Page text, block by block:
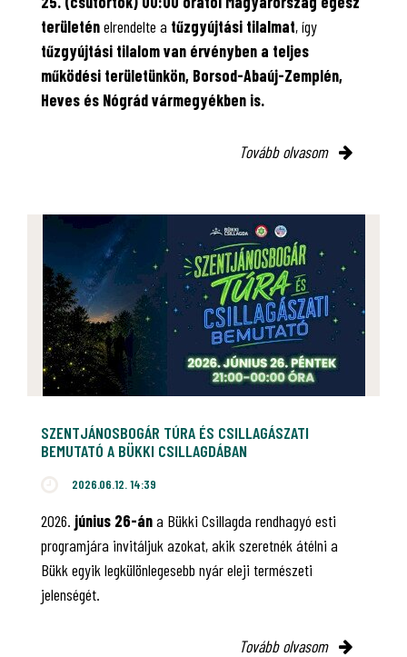
területénelrendelte a tűzgyújtási tilalmat, így
tűzgyújtási tilalom van érvényben a teljes
működési területünkön, Borsod-Abaúj-Zemplén,
Heves és Nógrád vármegyékben is.
Tovább olvasom
SZENTJÁNOSBOGÁR TÚRA ÉS CSILLAGÁSZATI
BEMUTATÓ A BÜKKI CSILLAGDÁBAN
2026.06.12. 14:39
2026. június 26-ána Bükki Csillagda rendhagyó esti
programjára invitáljuk azokat, akik szeretnék átélni a
Bükk egyik legkülönlegesebb nyár eleji természeti
jelenségét.
Tovább olvasom